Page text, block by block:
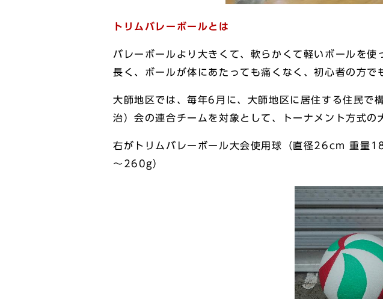
トリムバレーボールとは
バレーボールより大きくて、軟らかくて軽いボールを
長く、ボールが体にあたっても痛くなく、初心者の方で
大師地区では、毎年6月に、大師地区に居住する住民で
治）会の連合チームを対象として、トーナメント方式の
右がトリムバレーボール大会使用球（直径26cm 重量
～260g）